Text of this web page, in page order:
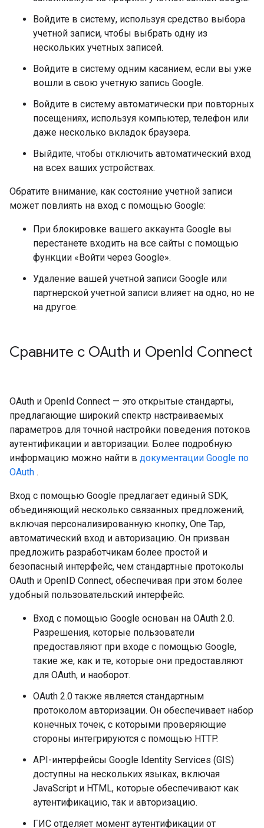
Войдите в систему, используя средство выбора
учетной записи, чтобы выбрать одну из
нескольких учетных записей.
Войдите в систему одним касанием, если вы уже
вошли в свою учетную запись Google.
Войдите в систему автоматически при повторных
посещениях, используя компьютер, телефон или
даже несколько вкладок браузера.
Выйдите, чтобы отключить автоматический вход
на всех ваших устройствах.
Обратите внимание, как состояние учетной записи
может повлиять на вход с помощью Google:
При блокировке вашего аккаунта Google вы
перестанете входить на все сайты с помощью
функции «Войти через Google».
Удаление вашей учетной записи Google или
партнерской учетной записи влияет на одно, но не
на другое.
Сравните с OAuth и OpenId Connect
OAuth и OpenId Connect — это открытые стандарты,
предлагающие широкий спектр настраиваемых
параметров для точной настройки поведения потоков
аутентификации и авторизации. Более подробную
информацию можно найти в документации Google по
OAuth .
Вход с помощью Google предлагает единый SDK,
объединяющий несколько связанных предложений,
включая персонализированную кнопку, One Tap,
автоматический вход и авторизацию. Он призван
предложить разработчикам более простой и
безопасный интерфейс, чем стандартные протоколы
OAuth и OpenID Connect, обеспечивая при этом более
удобный пользовательский интерфейс.
Вход с помощью Google основан на OAuth 2.0.
Разрешения, которые пользователи
предоставляют при входе с помощью Google,
такие же, как и те, которые они предоставляют
для OAuth, и наоборот.
OAuth 2.0 также является стандартным
протоколом авторизации. Он обеспечивает набор
конечных точек, с которыми проверяющие
стороны интегрируются с помощью HTTP.
API-интерфейсы Google Identity Services (GIS)
доступны на нескольких языках, включая
JavaScript и HTML, которые обеспечивают как
аутентификацию, так и авторизацию.
ГИС отделяет момент аутентификации от